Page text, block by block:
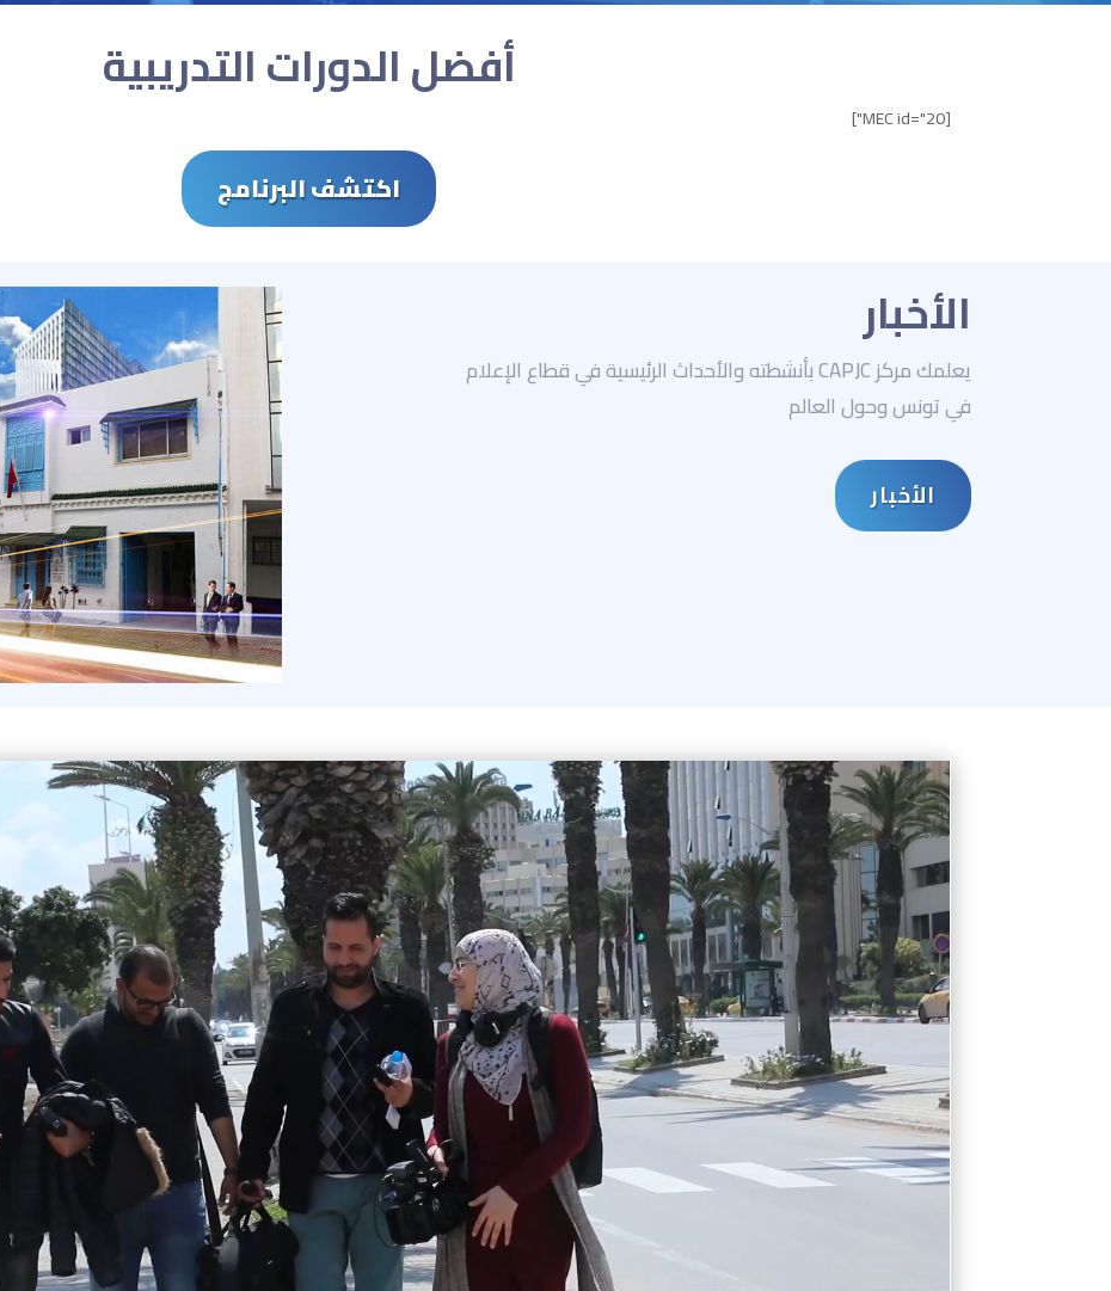
أفضل الدورات التدريبية
[MEC id="20"]
اكتشف البرنامج
الأخبار
يعلمك مركز CAPJC بأنشطته والأحداث الرئيسية في قطاع الإعلام
في تونس وحول العالم
الأخبار